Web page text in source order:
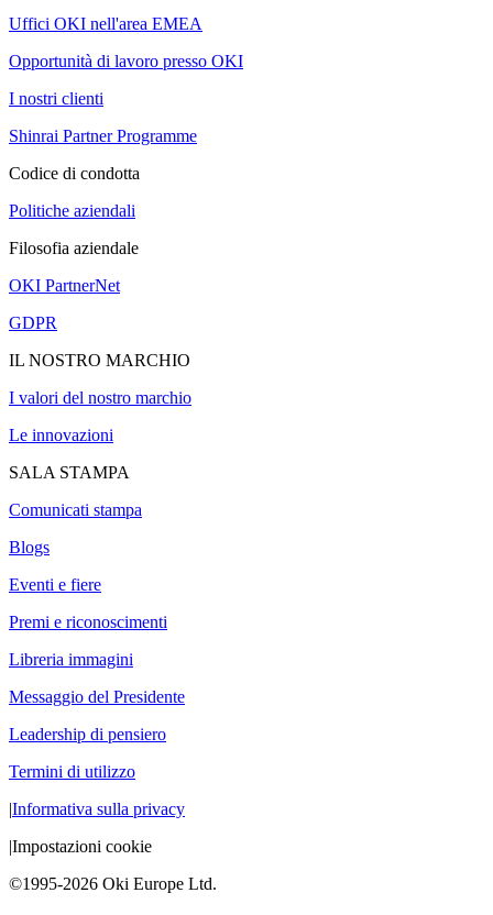
Uffici OKI nell'area EMEA
Opportunità di lavoro presso OKI
I nostri clienti
Shinrai Partner Programme
Codice di condotta
Politiche aziendali
Filosofia aziendale
OKI PartnerNet
GDPR
IL NOSTRO MARCHIO
I valori del nostro marchio
Le innovazioni
SALA STAMPA
Comunicati stampa
Blogs
Eventi e fiere
Premi e riconoscimenti
Libreria immagini
Messaggio del Presidente
Leadership di pensiero
Termini di utilizzo
|Informativa sulla privacy
|Impostazioni cookie
©1995-2026 Oki Europe Ltd.